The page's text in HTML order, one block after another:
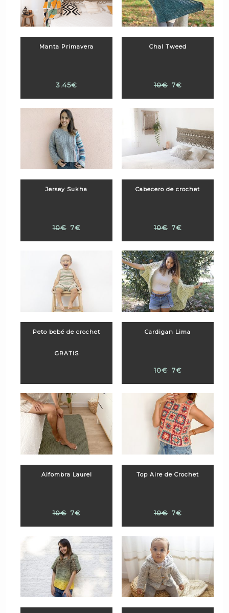
Manta Primavera
3.45€
Chal Tweed
10€ 7€
Jersey Sukha
10€ 7€
Cabecero de crochet
10€ 7€
Peto bebé de crochet
GRATIS
Cardigan Lima
10€ 7€
Alfombra Laurel
10€ 7€
Top Aire de Crochet
10€ 7€